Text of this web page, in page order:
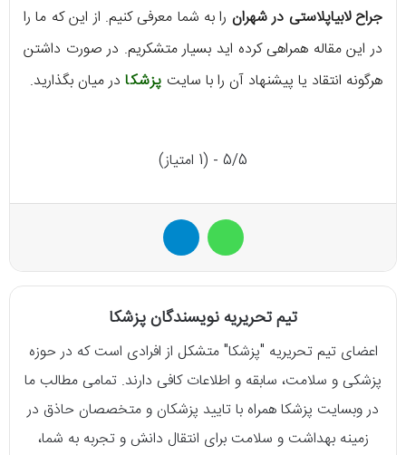
جراح لابیاپلاستی در شهران را به شما معرفی کنیم. از این که ما را
در این مقاله همراهی کرده اید بسیار متشکریم. در صورت داشتن
هرگونه انتقاد یا پیشنهاد آن را با سایت پزشکادر میان بگذارید.
5/5 - (1 امتیاز)
واتس آپ
تیم تحریریه نویسندگان پزشکا
اعضای تیم تحریریه "پزشکا" متشکل از افرادی است که در حوزه
پزشکی و سلامت، سابقه و اطلاعات کافی دارند. تمامی مطالب ما
در وبسایت پزشکا همراه با تایید پزشکان و متخصصان حاذق در
زمینه بهداشت و سلامت برای انتقال دانش و تجربه به شما،